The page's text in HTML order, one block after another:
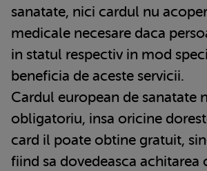
sanatate, nici cardul nu
medicale necesare daca
in statul respectiv in mod
beneficia de aceste servicii.
Cardul european de sanatate
obligatoriu, insa oricine
card il poate obtine gratuit,
fiind sa dovedeasca